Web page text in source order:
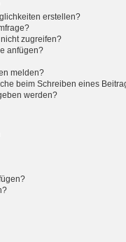
erstellen?
zugreifen?
anfügen?
melden?
beim Schreiben eines
werden?